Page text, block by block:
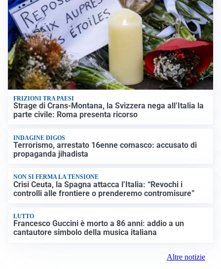
FRIZIONI TRA PAESI
Strage di Crans-Montana, la Svizzera nega all’Italia la
parte civile: Roma presenta ricorso
INDAGINE DIGOS
Terrorismo, arrestato 16enne comasco: accusato di
propaganda jihadista
NON SI FERMA LA TENSIONE
Crisi Ceuta, la Spagna attacca l’Italia: “Revochi i
controlli alle frontiere o prenderemo contromisure”
LUTTO
Francesco Guccini è morto a 86 anni: addio a un
cantautore simbolo della musica italiana
Altre notizie